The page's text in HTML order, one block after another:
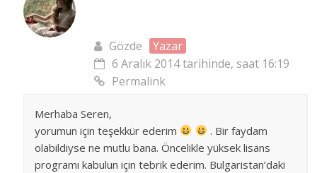
Gözde
Yazar
6 Aralık 2014 tarihinde, saat 16:19
Permalink
Merhaba Seren,
yorumun için teşekkür ederim
. Bir faydam
olabildiyse ne mutlu bana. Öncelikle yüksek lisans
programı kabulun için tebrik ederim. Bulgaristan’daki